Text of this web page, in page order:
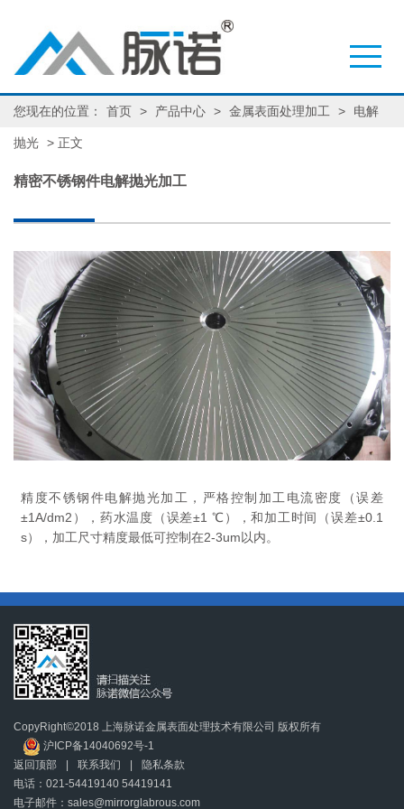
您现在的位置： 首页 > 产品中心 > 金属表面处理加工 > 电解
抛光 > 正文
精密不锈钢件电解抛光加工
精度不锈钢件电解抛光加工，严格控制加工电流密度（误差
±1A/dm2），药水温度（误差±1 ℃），和加工时间（误差±0.1
s），加工尺寸精度最低可控制在2-3um以内。
CopyRight©2018 上海脉诺金属表面处理技术有限公司 版权所有
沪ICP备14040692号-1
返回顶部
联系我们
隐私条款
电话：021-54419140 54419141
电子邮件：sales@mirrorglabrous.com